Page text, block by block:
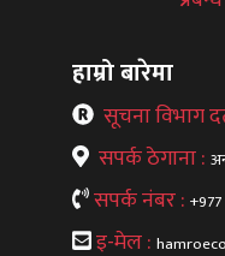
हाम्रो बारेमा
सूचना विभाग
सपर्क ठेगाना :
सपर्क नंबर :
इ-मेल :